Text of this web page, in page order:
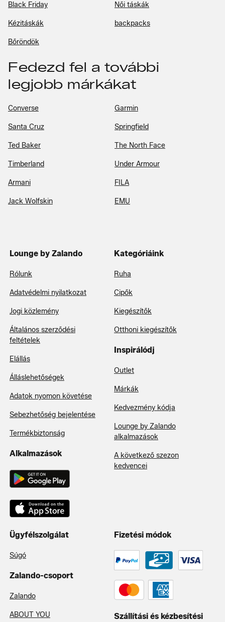
Black Friday Női táskák
Kézitáskák backpacks
Bőröndök
Fedezd fel a további
legjobb márkákat
Converse Garmin
Santa Cruz Springfield
Ted Baker The North Face
Timberland Under Armour
Armani FILA
Jack Wolfskin EMU
Lounge by Zalando
Rólunk
Adatvédelmi nyilatkozat
Jogi közlemény
Általános szerződési
feltételek
Elállás
Álláslehetőségek
Adatok nyomon követése
Sebezhetőség bejelentése
Termékbiztonság
Alkalmazások
Kategóriáink
Ruha
Cipők
Kiegészítők
Otthoni kiegészítők
Inspirálódj
Outlet
Márkák
Kedvezmény kódja
Lounge by Zalando
alkalmazások
A következő szezon
kedvencei
Ügyfélszolgálat
Súgó
Zalando-csoport
Zalando
ABOUT YOU
Fizetési módok
Szállítási és kézbesítési